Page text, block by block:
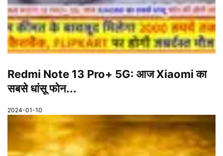
Redmi Note 13 Pro+ 5G: आज Xiaomi का
सबसे धांसू फोन...
2024-01-10